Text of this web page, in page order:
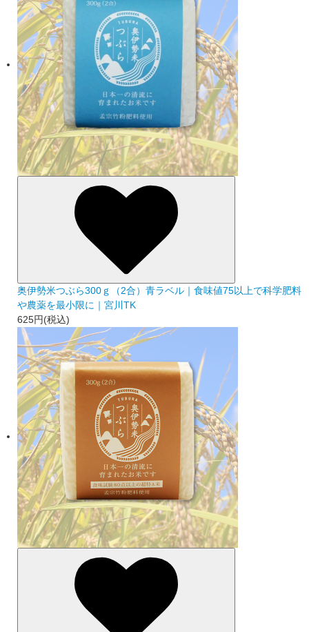
奥伊勢米つぶら300ｇ（2合）青ラベル｜食味値75以上で科学肥料
や農薬を最小限に｜宮川TK
625円(税込)